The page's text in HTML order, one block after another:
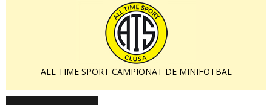
ALL TIME SPORT CAMPIONAT DE MINIFOTBAL